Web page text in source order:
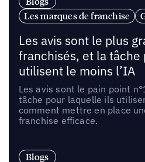
Les marques de franchise
Les avis sont le plus
franchisés, et la
utilisent le moins l’IA
Les avis sont le pain point
tâche pour laquelle ils
comment mettre en place
franchise efficace.
Blogs